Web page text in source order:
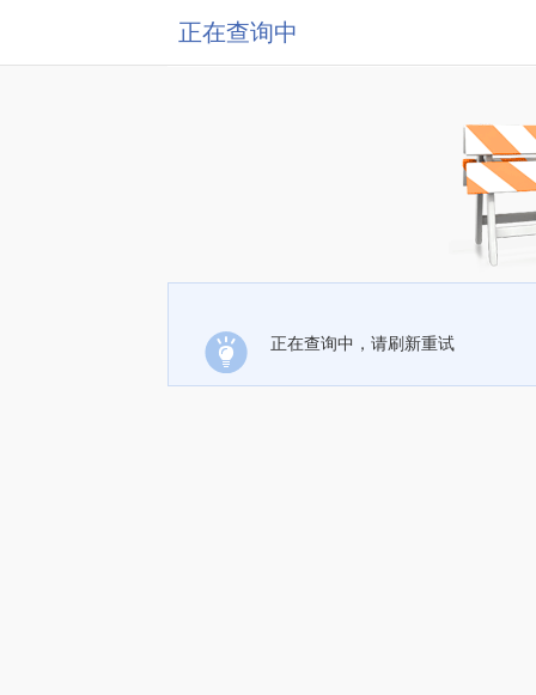
正在查询中
正在查询中，请刷新重试